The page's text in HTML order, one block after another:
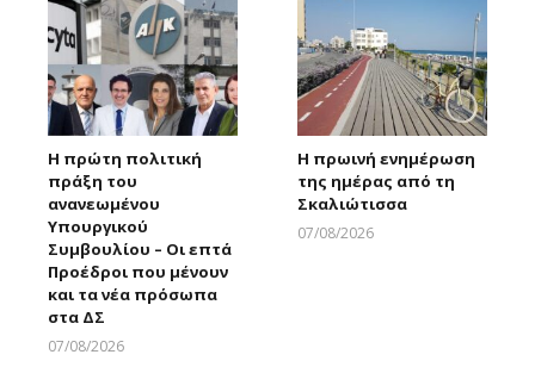
Η πρώτη πολιτική
πράξη του
ανανεωμένου
Υπουργικού
Συμβουλίου – Οι επτά
Προέδροι που μένουν
και τα νέα πρόσωπα
στα ΔΣ
07/08/2026
Η πρωινή ενημέρωση
της ημέρας από τη
Σκαλιώτισσα
07/08/2026